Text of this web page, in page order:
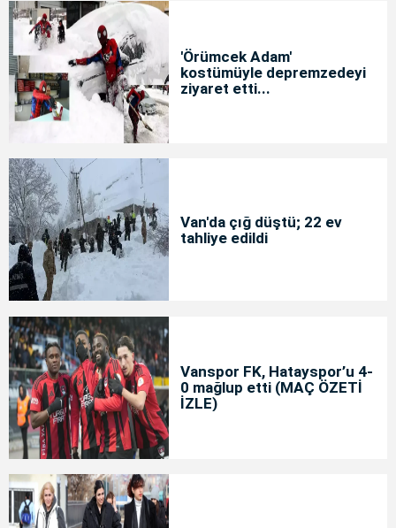
'Örümcek Adam'
kostümüyle depremzedeyi
ziyaret etti...
Van'da çığ düştü; 22 ev
tahliye edildi
Vanspor FK, Hatayspor’u 4-
0 mağlup etti (MAÇ ÖZETİ
İZLE)